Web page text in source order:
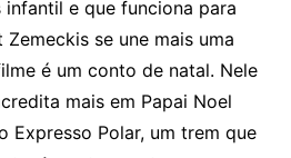
infantil e que funciona para
se une mais uma
é um conto de natal. Nele
mais em Papai Noel
Expresso Polar, um trem que